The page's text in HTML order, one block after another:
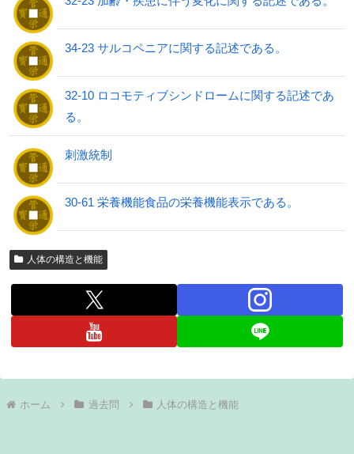
34-23 サルコペニアに関する記述である。
32-10 ロコモティブシンドロームに関する記述であ
る。
刺激統制
30-61 栄養機能食品の栄養機能表示である。
人体の構造と機能
ホーム 過去問 人体の構造と機能